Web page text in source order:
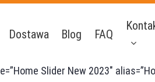
Dostawa Blog FAQ
Slider New 2023″